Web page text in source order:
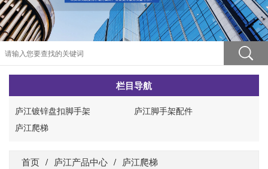
栏目导航
庐江镀锌盘扣脚手架
庐江脚手架配件
庐江爬梯
首页 / 庐江产品中心 / 庐江爬梯